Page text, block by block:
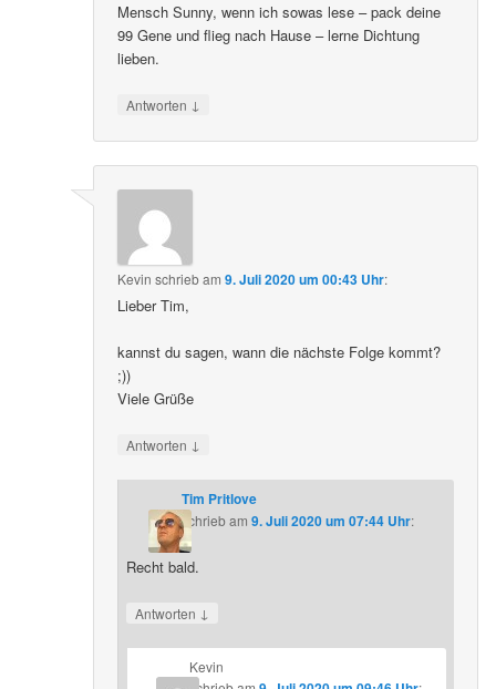
Mensch Sunny, wenn ich sowas lese – pack deine
99 Gene und flieg nach Hause – lerne Dichtung
lieben.
Antworten ↓
Kevin schriebam9. Juli 2020 um 00:43 Uhr:
Lieber Tim,
kannst du sagen, wann die nächste Folge kommt?
;))
Viele Grüße
Antworten ↓
Tim Pritlove
schriebam 9. Juli 2020 um 07:44 Uhr:
Recht bald.
Antworten ↓
Kevin